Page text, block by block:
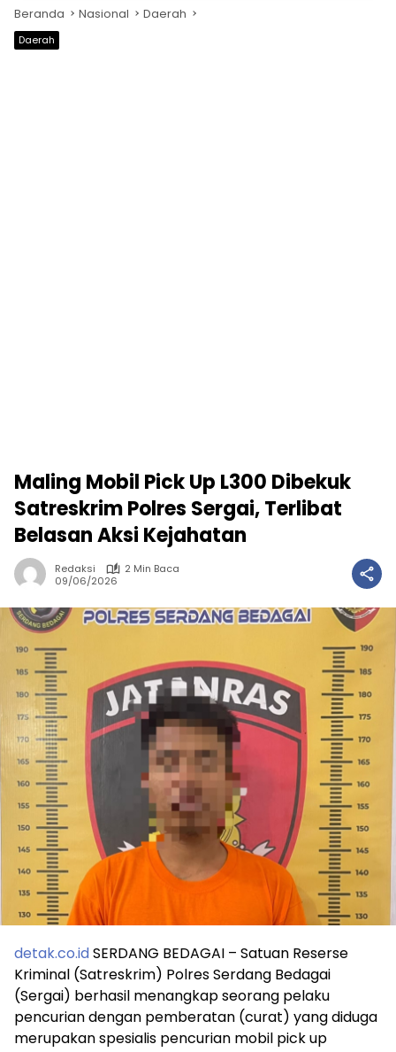
Beranda Nasional Daerah
Daerah
Maling Mobil Pick Up L300 Dibekuk
Satreskrim Polres Sergai, Terlibat
Belasan Aksi Kejahatan
Redaksi
2 Min Baca
09/06/2026
detak.co.idSERDANG BEDAGAI – Satuan Reserse
Kriminal (Satreskrim) Polres Serdang Bedagai
(Sergai) berhasil menangkap seorang pelaku
pencurian dengan pemberatan (curat) yang diduga
merupakan spesialis pencurian mobil pick up